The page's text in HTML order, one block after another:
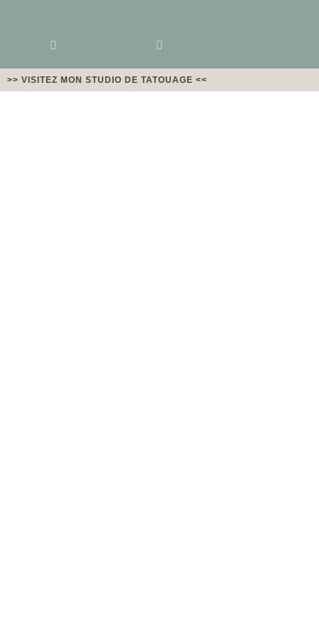
>> VISITEZ MON STUDIO DE TATOUAGE <<